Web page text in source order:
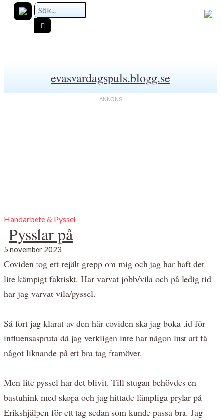
evasvardagspuls.blogg.se
Handarbete & Pyssel
Pysslar på
5 november 2023
Coviden tog ett rejält grepp om mig och jag har haft det
lite kämpigt faktiskt. Har varvat jobb/vila och på ledig tid
har jag varvat vila/pyssel.
Så fort jag klarat av den här coviden ska jag boka tid för
influensaspruta då jag verkligen inte har någon lust att få
något liknande på ett bra tag framöver.
Men lite pyssel har det blivit. Till stugan behövdes en
bastuhink med skopa och jag hittade lämpliga prylar på
Erikshjälpen för ett tag sedan som kunde passa bra. Jag